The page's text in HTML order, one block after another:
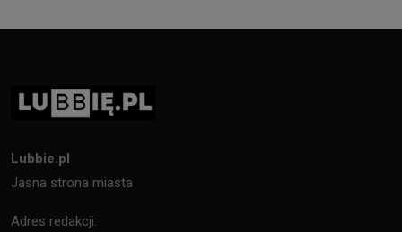
Lubbie.pl
Jasna strona miasta
Adres redakcji: